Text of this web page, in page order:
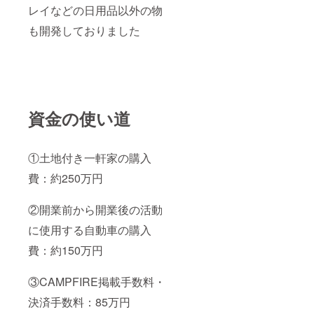
レイなどの日用品以外の物
も開発しておりました
資金の使い道
①土地付き一軒家の購入
費：約250万円
②開業前から開業後の活動
に使用する自動車の購入
費：約150万円
③CAMPFIRE掲載手数料・
決済手数料：85万円